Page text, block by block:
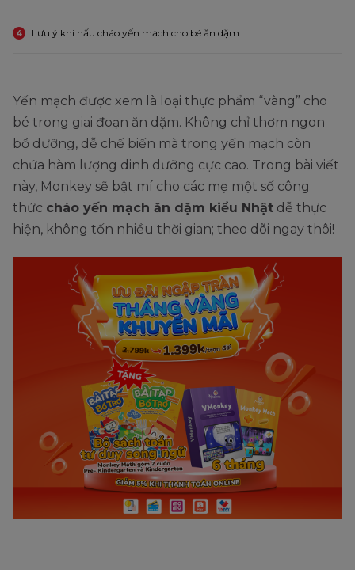
4 Lưu ý khi nấu cháo yến mạch cho bé ăn dặm
Yến mạch được xem là loại thực phẩm “vàng” cho
bé trong giai đoạn ăn dặm. Không chỉ thơm ngon
bổ dưỡng, dễ chế biến mà trong yến mạch còn
chứa hàm lượng dinh dưỡng cực cao. Trong bài viết
này, Monkey sẽ bật mí cho các mẹ một số công
thức cháo yến mạch ăn dặm kiểu Nhật dễ thực
hiện, không tốn nhiều thời gian; theo dõi ngay thôi!